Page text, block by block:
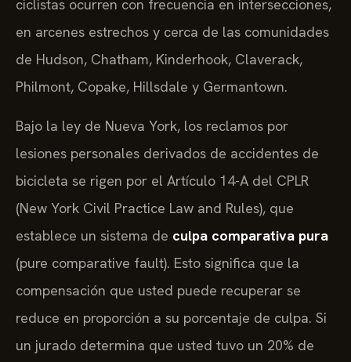
ciclistas ocurren con frecuencia en intersecciones,
en arcenes estrechos y cerca de las comunidades
de Hudson, Chatham, Kinderhook, Claverack,
Philmont, Copake, Hillsdale y Germantown.
Bajo la ley de Nueva York, los reclamos por
lesiones personales derivados de accidentes de
bicicleta se rigen por el Artículo 14-A del CPLR
(New York Civil Practice Law and Rules), que
establece un sistema de culpa comparativa pura
(pure comparative fault). Esto significa que la
compensación que usted puede recuperar se
reduce en proporción a su porcentaje de culpa. Si
un jurado determina que usted tuvo un 20% de